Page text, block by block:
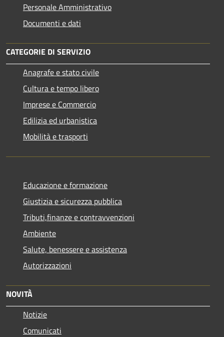
Personale Amministrativo
Documenti e dati
CATEGORIE DI SERVIZIO
Anagrafe e stato civile
Cultura e tempo libero
Imprese e Commercio
Edilizia ed urbanistica
Mobilità e trasporti
Educazione e formazione
Giustizia e sicurezza pubblica
Tributi,finanze e contravvenzioni
Ambiente
Salute, benessere e assistenza
Autorizzazioni
NOVITÀ
Notizie
Comunicati